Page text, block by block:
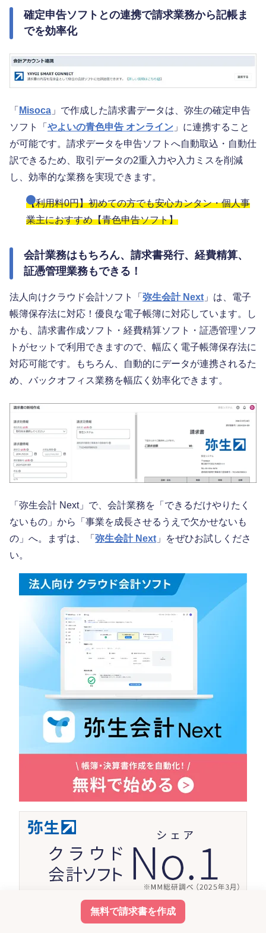
無料で請求書を作成
確定申告ソフトとの連携で請求業務から記帳ま
でを効率化
「 Misoca 」で作成した請求書データは、弥生の確定申告
ソフト「 やよいの青色申告 オンライン 」に連携すること
が可能です。請求データを申告ソフトへ自動取込・自動仕
訳できるため、取引データの2重入力や入力ミスを削減
し、効率的な業務を実現できます。
【利用料0円】初めての方でも安心カンタン・個人事
業主におすすめ【青色申告ソフト】
会計業務はもちろん、請求書発行、経費精算、
証憑管理業務もできる！
法人向けクラウド会計ソフト「 弥生会計 Next 」は、電子
帳簿保存法に対応！優良な電子帳簿に対応しています。し
かも、請求書作成ソフト・経費精算ソフト・証憑管理ソフ
トがセットで利用できますので、幅広く電子帳簿保存法に
対応可能です。もちろん、自動的にデータが連携されるた
め、バックオフィス業務を幅広く効率化できます。
「弥生会計 Next」で、会計業務を「できるだけやりたく
ないもの」から「事業を成長させるうえで欠かせないも
の」へ。まずは、「 弥生会計 Next 」をぜひお試しくださ
い。